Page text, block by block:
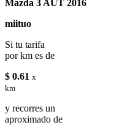
Mazda 3 AUT 2016
miituo
Si tu tarifa
por km es de
$ 0.61 x
km
y recorres un
aproximado de